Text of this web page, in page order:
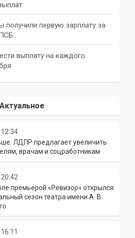
первую зарплату за
выплату на каждого
Актуальное
ЛДПР предлагает увеличить
врачам и соцработникам
премьерой «Ревизор» открылся
сезон театра имени А. В.